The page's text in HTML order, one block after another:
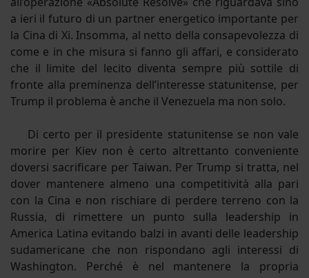
a ieri il futuro di un partner energetico importante per
la Cina di Xi. Insomma, al netto della consapevolezza di
come e in che misura si fanno gli affari, e considerato
che il limite del lecito diventa sempre più sottile di
fronte alla preminenza dell’interesse statunitense, per
Trump il problema è anche il Venezuela ma non solo.
Di certo per il presidente statunitense se non vale
morire per Kiev non è certo altrettanto conveniente
doversi sacrificare per Taiwan. Per Trump si tratta, nel
dover mantenere almeno una competitività alla pari
con la Cina e non rischiare di perdere terreno con la
Russia, di rimettere un punto sulla leadership in
America Latina evitando balzi in avanti delle leadership
sudamericane che non rispondano agli interessi di
Washington. Perché è nel mantenere la propria